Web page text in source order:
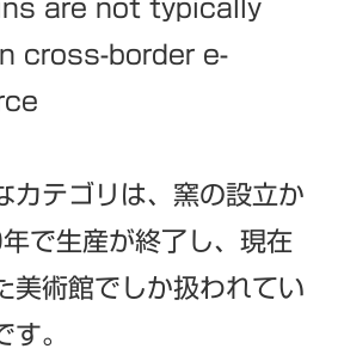
are not typically
cross-border e-
カテゴリは、窯の設立か
で生産が終了し、現在
美術館でしか扱われてい
す。